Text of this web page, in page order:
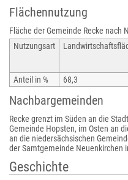
Flächennutzung
Fläche der Gemeinde Recke nach
Nutzungsart
Anteil in % 68,3
Nachbargemeinden
Recke grenzt im Süden an die
Gemeinde Hopsten, im Osten an
an die niedersächsischen
der Samtgemeinde Neuenkirchen
Geschichte